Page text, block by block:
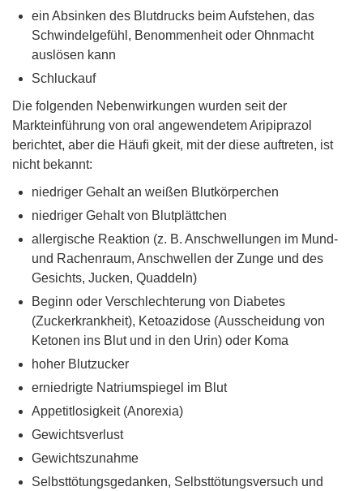
ein Absinken des Blutdrucks beim Aufstehen, das
Schwindelgefühl, Benommenheit oder Ohnmacht
auslösen kann
Schluckauf
Die folgenden Nebenwirkungen wurden seit der
Markteinführung von oral angewendetem Aripiprazol
berichtet, aber die Häuﬁ gkeit, mit der diese auftreten, ist
nicht bekannt:
niedriger Gehalt an weißen Blutkörperchen
niedriger Gehalt von Blutplättchen
allergische Reaktion (z. B. Anschwellungen im Mund-
und Rachenraum, Anschwellen der Zunge und des
Gesichts, Jucken, Quaddeln)
Beginn oder Verschlechterung von Diabetes
(Zuckerkrankheit), Ketoazidose (Ausscheidung von
Ketonen ins Blut und in den Urin) oder Koma
hoher Blutzucker
erniedrigte Natriumspiegel im Blut
Appetitlosigkeit (Anorexia)
Gewichtsverlust
Gewichtszunahme
Selbsttötungsgedanken, Selbsttötungsversuch und